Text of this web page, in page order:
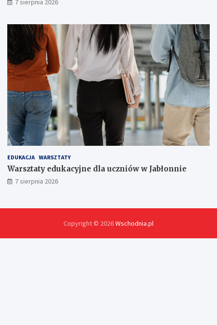
!
7 sierpnia 2026
EDUKACJA WARSZTATY
Warsztaty edukacyjne dla uczniów w Jabłonnie
7 sierpnia 2026
Copyright © 2026Wschodnia.pl